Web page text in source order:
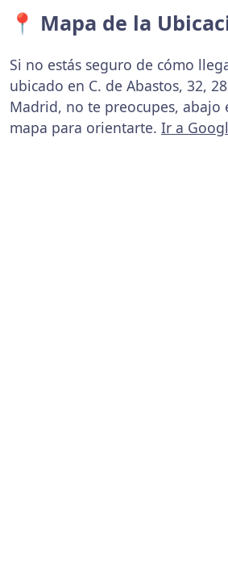
📍 Mapa de la
Si no estás seguro de cómo
ubicado en C. de Abastos, 32,
Madrid, no te preocupes, abajo
mapa para orientarte. Ir a